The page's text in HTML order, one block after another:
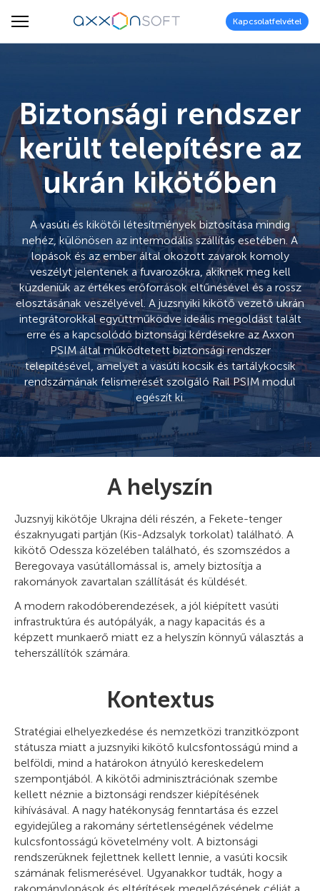
Kapcsolatfelvétel
Biztonsági rendszer
került telepítésre az
ukrán kikötőben
A vasúti és kikötői létesítmények biztosítása mindig
nehéz, különösen az intermodális szállítás esetében. A
lopások és az ember által okozott zavarok komoly
veszélyt jelentenek a fuvarozókra, akiknek meg kell
küzdeniük az értékes erőforrások eltűnésével és a rossz
elosztásának veszélyével. A juzsnyiki kikötő vezető ukrán
integrátorokkal együttműködve ideális megoldást talált
erre és a kapcsolódó biztonsági kérdésekre az Axxon
PSIM által működtetett biztonsági rendszer
telepítésével, amelyet a vasúti kocsik és tartálykocsik
rendszámának felismerését szolgáló Rail PSIM modul
egészít ki.
A helyszín
Juzsnyij kikötője Ukrajna déli részén, a Fekete-tenger
északnyugati partján (Kis-Adzsalyk torkolat) található. A
kikötő Odessza közelében található, és szomszédos a
Beregovaya vasútállomással is, amely biztosítja a
rakományok zavartalan szállítását és küldését.
A modern rakodóberendezések, a jól kiépített vasúti
infrastruktúra és autópályák, a nagy kapacitás és a
képzett munkaerő miatt ez a helyszín könnyű választás a
teherszállítók számára.
Kontextus
Stratégiai elhelyezkedése és nemzetközi tranzitközpont
státusza miatt a juzsnyiki kikötő kulcsfontosságú mind a
belföldi, mind a határokon átnyúló kereskedelem
szempontjából. A kikötői adminisztrációnak szembe
kellett néznie a biztonsági rendszer kiépítésének
kihívásával. A nagy hatékonyság fenntartása és ezzel
egyidejűleg a rakomány sértetlenségének védelme
kulcsfontosságú követelmény volt. A biztonsági
rendszerüknek fejlettnek kellett lennie, a vasúti kocsik
számának felismerésével. Ugyanakkor tudták, hogy a